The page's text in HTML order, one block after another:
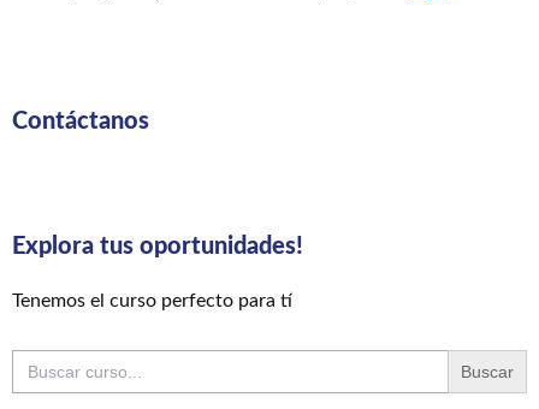
Contáctanos
Explora tus oportunidades!
Tenemos el curso perfecto para tí
Buscar: